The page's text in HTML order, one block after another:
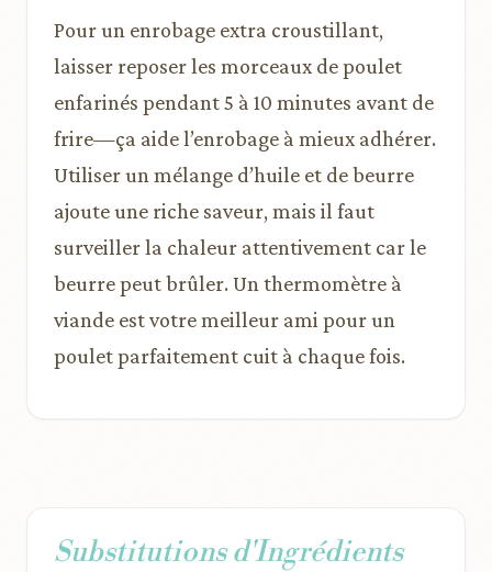
Pour un enrobage extra croustillant,
laisser reposer les morceaux de poulet
enfarinés pendant 5 à 10 minutes avant de
frire—ça aide l’enrobage à mieux adhérer.
Utiliser un mélange d’huile et de beurre
ajoute une riche saveur, mais il faut
surveiller la chaleur attentivement car le
beurre peut brûler. Un thermomètre à
viande est votre meilleur ami pour un
poulet parfaitement cuit à chaque fois.
Substitutions d'Ingrédients